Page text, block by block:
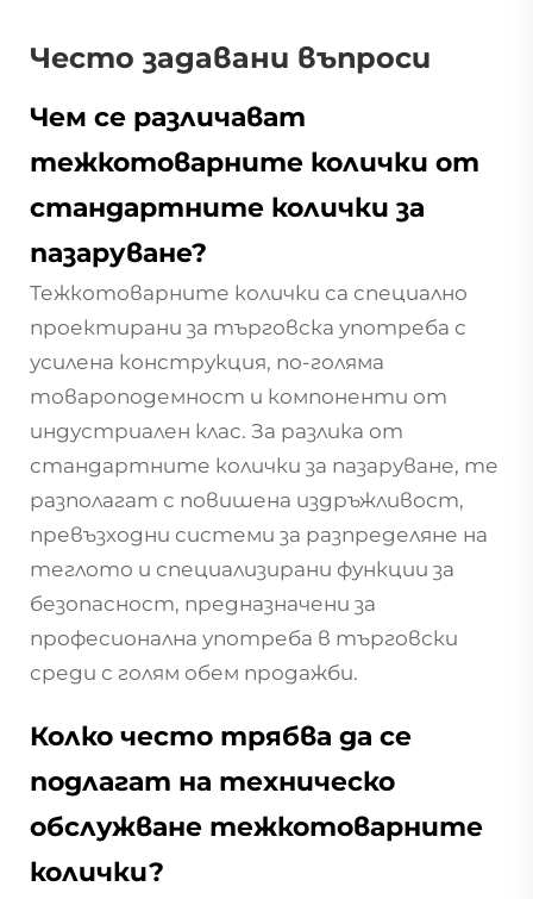
Често задавани въпроси
Чем се различават
тежкотоварните колички от
стандартните колички за
пазаруване?
Тежкотоварните колички са специално
проектирани за търговска употреба с
усилена конструкция, по-голяма
товароподемност и компоненти от
индустриален клас. За разлика от
стандартните колички за пазаруване, те
разполагат с повишена издръжливост,
превъзходни системи за разпределяне на
теглото и специализирани функции за
безопасност, предназначени за
професионална употреба в търговски
среди с голям обем продажби.
Колко често трябва да се
подлагат на техническо
обслужване тежкотоварните
колички?